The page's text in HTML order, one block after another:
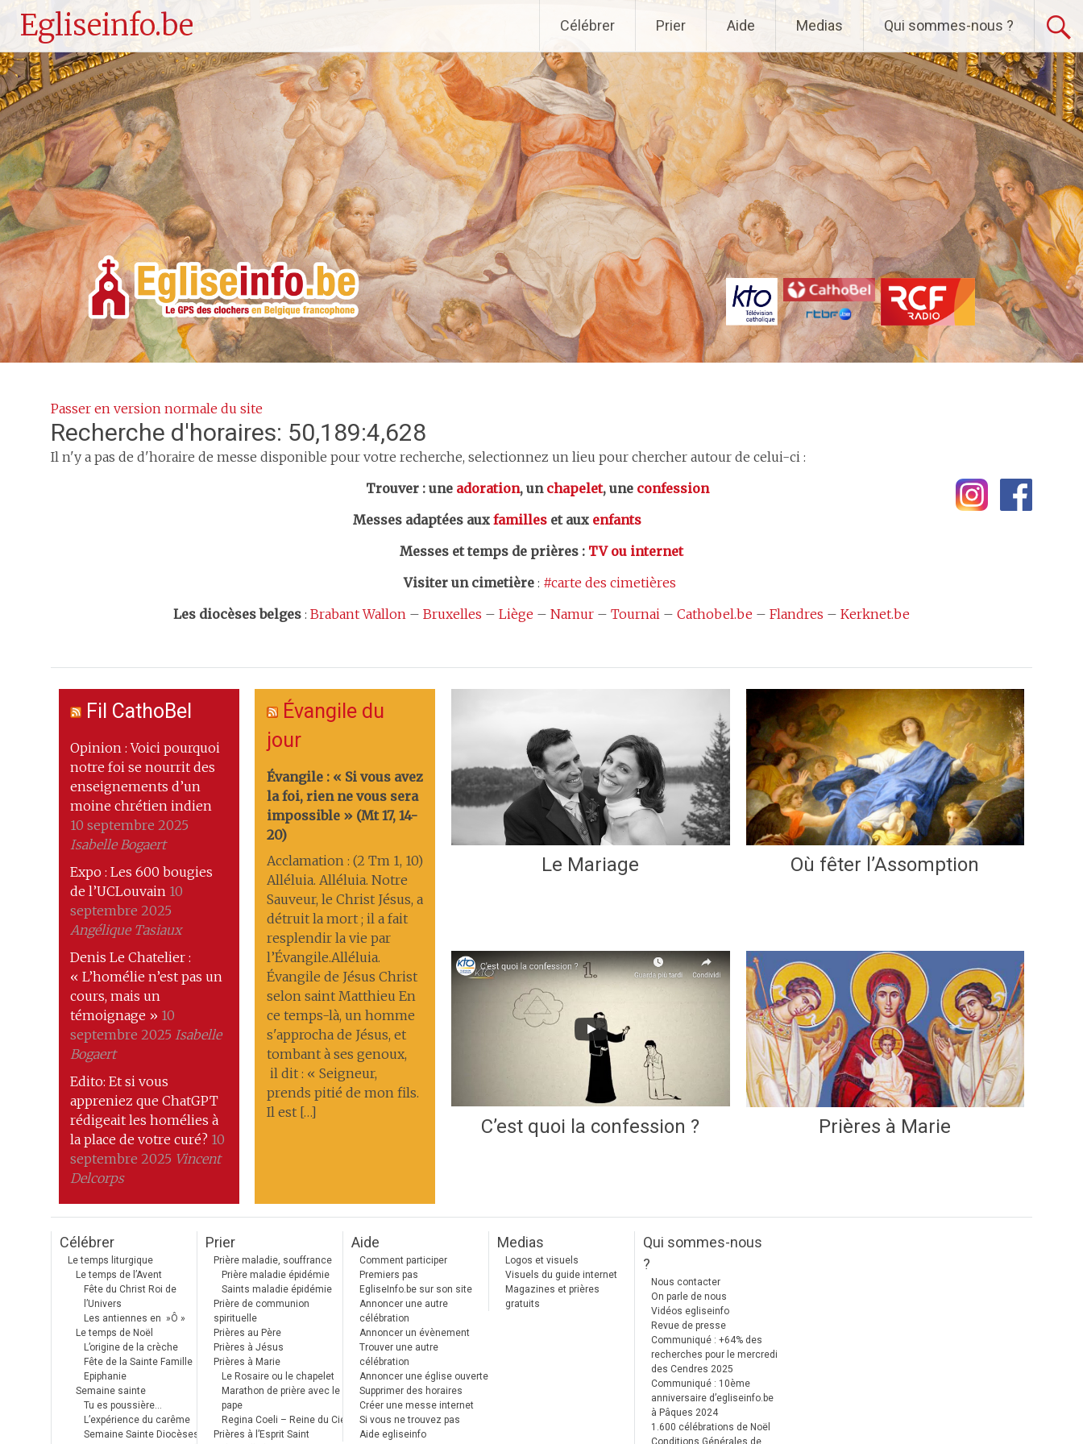
Egliseinfo.be
au
principal
Célébrer Prier Aide Medias Qui sommes-nous ?
Passer en version normale du site
Recherche d'horaires: 50,189:4,628
Il n'y a pas de d'horaire de messe disponible pour votre recherche, selectionnez un lieu pour chercher autour de celui-ci :
Trouver : une adoration, un chapelet, une confession
Messes adaptées aux familles et aux enfants
Messes et temps de prières : TV ou internet
Visiter un cimetière : #carte des cimetières
Les diocèses belges : Brabant Wallon – Bruxelles – Liège – Namur – Tournai – Cathobel.be – Flandres – Kerknet.be
Fil CathoBel
Opinion : Voici pourquoi
notre foi se nourrit des
enseignements d’un
moine chrétien indien
10 septembre 2025
Isabelle Bogaert
Expo : Les 600 bougies
de l’UCLouvain 10
septembre 2025
Angélique Tasiaux
Denis Le Chatelier :
« L’homélie n’est pas un
cours, mais un
témoignage » 10
septembre 2025 Isabelle
Bogaert
Edito: Et si vous
appreniez que ChatGPT
rédigeait les homélies à
la place de votre curé? 10
septembre 2025 Vincent
Delcorps
Évangile du
jour
Évangile : « Si vous avez
la foi, rien ne vous sera
impossible » (Mt 17, 14-
20)
Acclamation : (2 Tm 1, 10)
Alléluia. Alléluia. Notre
Sauveur, le Christ Jésus, a
détruit la mort ; il a fait
resplendir la vie par
l’Évangile.Alléluia.
Évangile de Jésus Christ
selon saint Matthieu En
ce temps-là, un homme
s'approcha de Jésus, et
tombant à ses genoux,
il dit : « Seigneur,
prends pitié de mon fils.
Il est […]
Le Mariage Où fêter l’Assomption
C’est quoi la confession ? Prières à Marie
Célébrer
Le temps liturgique
Le temps de l’Avent
Fête du Christ Roi de
l’Univers
Les antiennes en »Ô »
Le temps de Noël
L’origine de la crèche
Fête de la Sainte Famille
Epiphanie
Semaine sainte
Tu es poussière…
L’expérience du carême
Semaine Sainte Diocèses
Prier
Prière maladie, souffrance
Prière maladie épidémie
Saints maladie épidémie
Prière de communion
spirituelle
Prières au Père
Prières à Jésus
Prières à Marie
Le Rosaire ou le chapelet
Marathon de prière avec le
pape
Regina Coeli – Reine du Ciel
Prières à l’Esprit Saint
Aide
Comment participer
Premiers pas
EgliseInfo.be sur son site
Annoncer une autre
célébration
Annoncer un évènement
Trouver une autre
célébration
Annoncer une église ouverte
Supprimer des horaires
Créer une messe internet
Si vous ne trouvez pas
Aide egliseinfo
Medias
Logos et visuels
Visuels du guide internet
Magazines et prières
gratuits
Qui sommes-nous
?
Nous contacter
On parle de nous
Vidéos egliseinfo
Revue de presse
Communiqué : +64% des
recherches pour le mercredi
des Cendres 2025
Communiqué : 10ème
anniversaire d’egliseinfo.be
à Pâques 2024
1.600 célébrations de Noël
Conditions Générales de